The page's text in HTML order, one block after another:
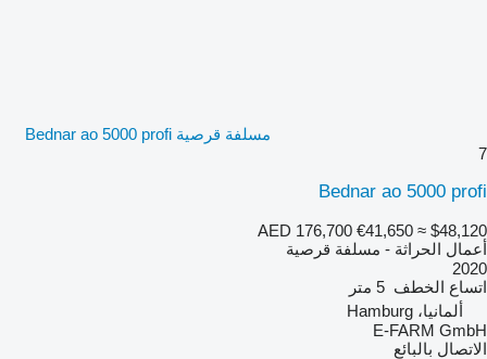
مسلفة قرصية Bednar ao 5000 profi
7
Bednar ao 5000 profi
AED 176,700 €41,650 ≈ $48,120
أعمال الحراثة - مسلفة قرصية
2020
اتساع الخطف 5 متر
ألمانيا، Hamburg
E-FARM GmbH
الاتصال بالبائع